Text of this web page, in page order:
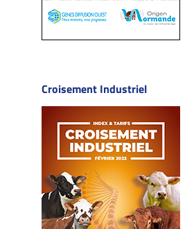
Croisement Industriel